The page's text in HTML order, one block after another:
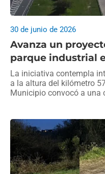
Avanza un
parque industrial
30 de junio de 2026
La iniciativa contempla
a la altura del kilómetro
Municipio convocó a una